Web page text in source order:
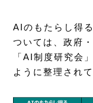
AIのもたらし得
ついては、政府
「AI制度研究会
ように整理されて